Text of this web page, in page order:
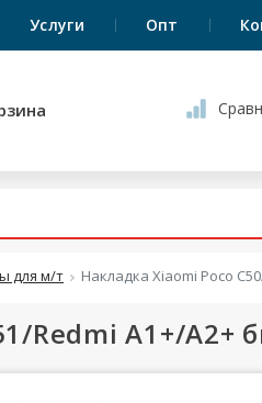
Услуги Опт
для м/т Накладка Xiaomi Poco
Redmi A1+/A2+